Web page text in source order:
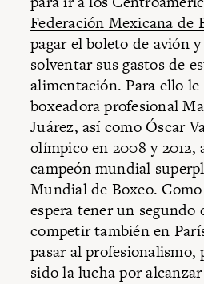
Federación Mexicana de
pagar el boleto de avión
solventar sus gastos de
alimentación. Para ello
boxeadora profesional
Juárez, así como Óscar
olímpico en 2008 y 2012,
campeón mundial
Mundial de Boxeo.
espera tener un
competir también en
pasar al profesionalismo,
sido la lucha por